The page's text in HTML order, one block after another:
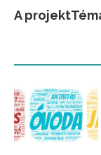
A projekt